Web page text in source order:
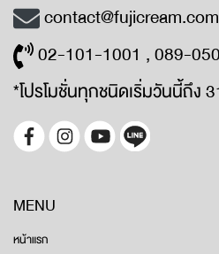
contact@fujicream.com
02-101-1001 , 089-
*โปรโมชั่นทุกชนิดเริ่มวันนี้ถึง
MENU
หน้าแรก